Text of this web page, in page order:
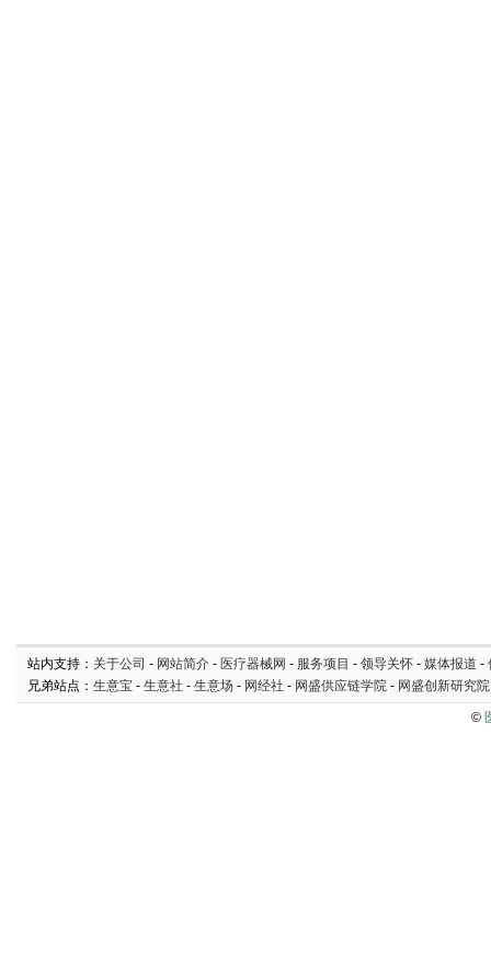
站内支持： 关于公司 - 网站简介 - 医疗器械网 - 服务项目 - 领导关怀 - 媒体报道 -
兄弟站点： 生意宝 - 生意社 - 生意场 - 网经社 - 网盛供应链学院 - 网盛创新研究院
©